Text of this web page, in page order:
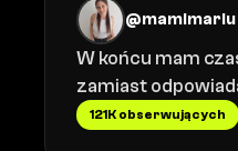
@mamimariu
W końcu mam
zamiast
121K obserwujących